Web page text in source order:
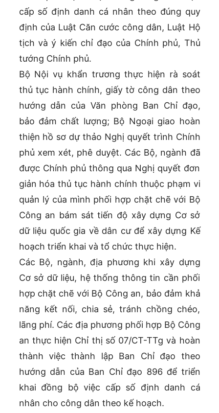
cấp số định danh cá nhân theo đúng quy
định của Luật Căn cước công dân, Luật Hộ
tịch và ý kiến chỉ đạo của Chính phủ, Thủ
tướng Chính phủ.
Bộ Nội vụ khẩn trương thực hiện rà soát
thủ tục hành chính, giấy tờ công dân theo
hướng dẫn của Văn phòng Ban Chỉ đạo,
bảo đảm chất lượng; Bộ Ngoại giao hoàn
thiện hồ sơ dự thảo Nghị quyết trình Chính
phủ xem xét, phê duyệt. Các Bộ, ngành đã
được Chính phủ thông qua Nghị quyết đơn
giản hóa thủ tục hành chính thuộc phạm vi
quản lý của mình phối hợp chặt chẽ với Bộ
Công an bám sát tiến độ xây dựng Cơ sở
dữ liệu quốc gia về dân cư để xây dựng Kế
hoạch triển khai và tổ chức thực hiện.
Các Bộ, ngành, địa phương khi xây dựng
Cơ sở dữ liệu, hệ thống thông tin cần phối
hợp chặt chẽ với Bộ Công an, bảo đảm khả
năng kết nối, chia sẻ, tránh chồng chéo,
lãng phí. Các địa phương phối hợp Bộ Công
an thực hiện Chỉ thị số 07/CT-TTg và hoàn
thành việc thành lập Ban Chỉ đạo theo
hướng dẫn của Ban Chỉ đạo 896 để triển
khai đồng bộ việc cấp số định danh cá
nhân cho công dân theo kế hoạch.